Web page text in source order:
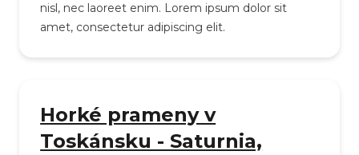
nisl, nec laoreet enim. Lorem ipsum dolor sit
amet, consectetur adipiscing elit.
Horké prameny v
Toskánsku - Saturnia,